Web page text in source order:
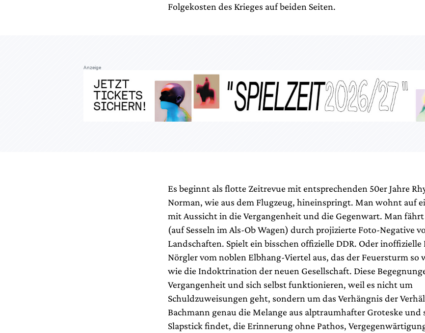
Folgekosten des Krieges auf beiden Seiten.
Anzeige
Es beginnt als flotte Zeitrevue mit entsprechenden 50er Jahre
Norman, wie aus dem Flugzeug, hineinspringt. Man wohnt auf
mit Aussicht in die Vergangenheit und die Gegenwart. Man
(auf Sesseln im Als-Ob Wagen) durch projizierte Foto-Negative
Landschaften. Spielt ein bisschen offizielle DDR. Oder inoffizielle
Nörgler vom noblen Elbhang-Viertel aus, das der Feuersturm so
wie die Indoktrination der neuen Gesellschaft. Diese
Vergangenheit und sich selbst funktionieren, weil es nicht um
Schuldzuweisungen geht, sondern um das Verhängnis der
Bachmann genau die Melange aus alptraumhafter Groteske und
Slapstick findet, die Erinnerung ohne Pathos,